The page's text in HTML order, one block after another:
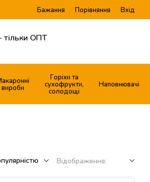
Бажання Порівняння Вхід
ОПТ
вироби
Горіхи та
сухофрукти,
солодощі
Наповнювачі
Відображення: